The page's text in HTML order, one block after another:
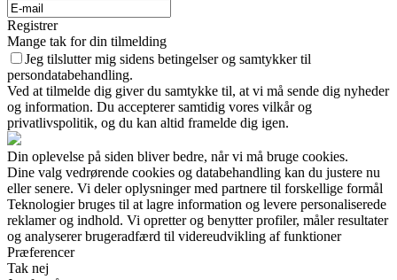
Registrer
Mange tak for din tilmelding
Jeg tilslutter mig sidens betingelser og samtykker til
persondatabehandling.
Ved at tilmelde dig giver du samtykke til, at vi må sende dig nyheder
og information. Du accepterer samtidig vores vilkår og
privatlivspolitik, og du kan altid framelde dig igen.
Din oplevelse på siden bliver bedre, når vi må bruge cookies.
Dine valg vedrørende cookies og databehandling kan du justere nu
eller senere. Vi deler oplysninger med partnere til forskellige formål
Teknologier bruges til at lagre information og levere personaliserede
reklamer og indhold. Vi opretter og benytter profiler, måler resultater
og analyserer brugeradfærd til videreudvikling af funktioner
Præferencer
Tak nej